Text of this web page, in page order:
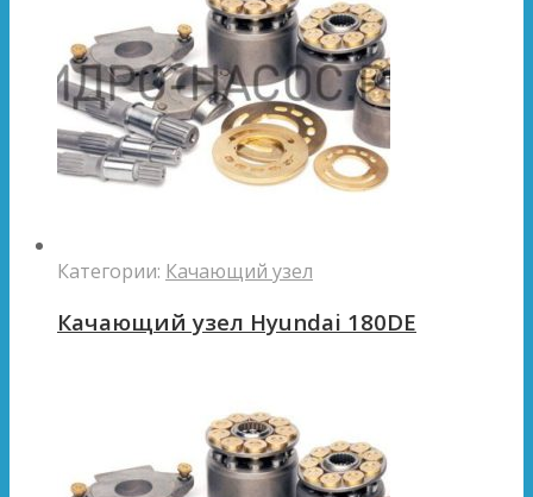
Категории: Качающий узел
Качающий узел Hyundai 180DE